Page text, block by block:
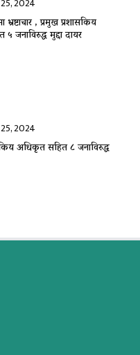
भ्रष्टाचार , प्रमुख प्रशासकिय
जनाविरुद्ध मुद्दा दायर
2024
अधिकृत सहित ८ जनाविरुद्ध